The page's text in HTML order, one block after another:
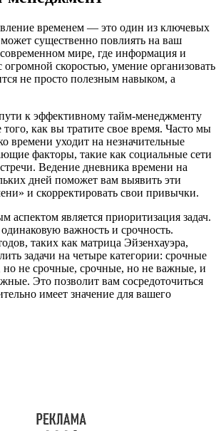
временем — это один из ключевых
существенно повлиять на ваш
мире, где информация и
огромной скоростью, умение организовать
не просто полезным навыком, а
к эффективному тайм-менеджменту
того, как вы тратите свое время. Часто мы
времени уходит на незначительные
факторы, такие как социальные сети
Ведение дневника времени на
дней поможет вам выявить эти
и скорректировать свои привычки.
является приоритизация задач.
важность и срочность.
таких как матрица Эйзенхауэра,
задачи на четыре категории: срочные
не срочные, срочные, но не важные, и
Это позволит вам сосредоточиться
имеет значение для вашего